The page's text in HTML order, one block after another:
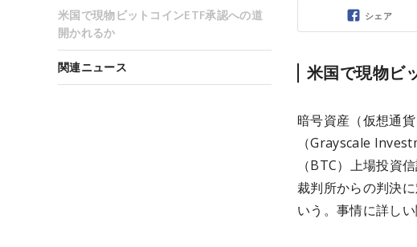
シェア
米国で現物ビ
暗号資産（仮想通
（Grayscale
（BTC）上場投資
裁判所からの判決
いう。事情に詳しい
米国で現物ビットコインETF承認への道
開かれるか
関連ニュース